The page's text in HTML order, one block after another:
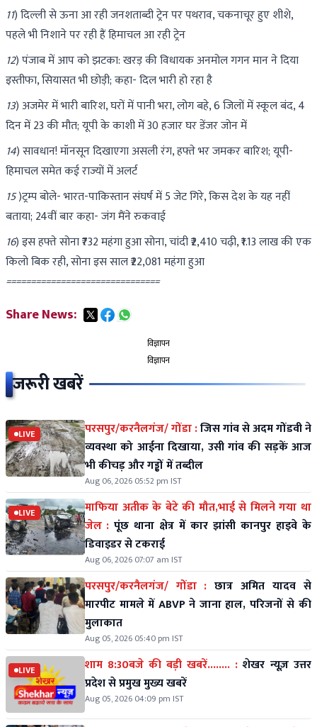
11) दिल्ली से ऊना आ रही जनशताब्दी ट्रेन पर पथराव, चकनाचूर हुए शीशे,
पहले भी निशाने पर रही हैं हिमाचल आ रही ट्रेन
12) पंजाब में आप को झटका: खरड़ की विधायक अनमोल गगन मान ने दिया
इस्तीफा, सियासत भी छोड़ी; कहा- दिल भारी हो रहा है
13) अजमेर में भारी बारिश, घरों में पानी भरा, लोग बहे, 6 जिलों में स्कूल बंद, 4
दिन में 23 की मौत; यूपी के काशी में 30 हजार घर डेंजर जोन में
14) सावधान! मॉनसून दिखाएगा असली रंग, हफ्ते भर जमकर बारिश; यूपी-
हिमाचल समेत कई राज्यों में अलर्ट
15)ट्रम्प बोले- भारत-पाकिस्तान संघर्ष में 5 जेट गिरे, किस देश के यह नहीं
बताया; 24वीं बार कहा- जंग मैंने रुकवाई
16) इस हफ्ते सोना ₹732 महंगा हुआ सोना, चांदी ₹2,410 चढ़ी, ₹1.13 लाख की एक
किलो बिक रही, सोना इस साल ₹22,081 महंगा हुआ
===============================
Share News:
विज्ञापन
विज्ञापन
जरूरी खबरें
LIVE परसपुर/करनैलगंज/ गोंडा :जिस गांव से अदम गोंडवी ने
व्यवस्था को आईना दिखाया, उसी गांव की सड़कें आज
भी कीचड़ और गड्ढों में तब्दील
Aug 06, 2026 05:52 pm IST
LIVE
माफिया अतीक के बेटे की मौत,भाई से मिलने गया था
जेल : पूंछ थाना क्षेत्र में कार झांसी कानपुर हाइवे के
डिवाइडर से टकराई
Aug 06, 2026 07:07 am IST
परसपुर/करनैलगंज/ गोंडा : छात्र अमित यादव से
मारपीट मामले में ABVP ने जाना हाल, परिजनों से की
मुलाकात
Aug 05, 2026 05:40 pm IST
LIVE शाम 8:30बजे की बड़ी खबरें........ : शेखर न्यूज़ उत्तर
प्रदेश से प्रमुख मुख्य खबरें
Aug 05, 2026 04:09 pm IST